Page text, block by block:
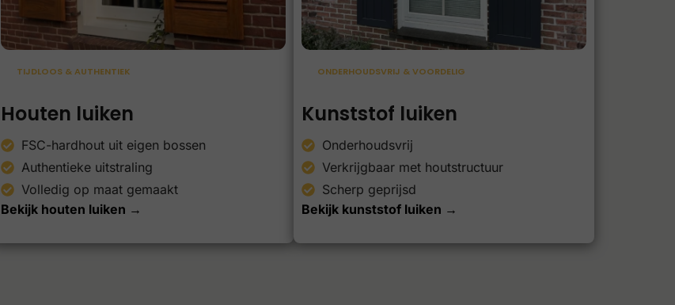
TIJDLOOS & AUTHENTIEK
Houten luiken
FSC-hardhout uit eigen bossen
Authentieke uitstraling
Volledig op maat gemaakt
Bekijk houten luiken →
ONDERHOUDSVRIJ & VOORDELIG
Kunststof luiken
Onderhoudsvrij
Verkrijgbaar met houtstructuur
Scherp geprijsd
Bekijk kunststof luiken →